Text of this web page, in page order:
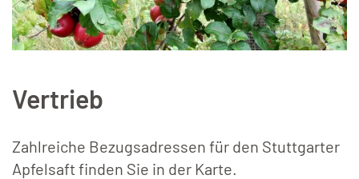
−
Leaflet|©OpenStreetMap
Vertrieb
Zahlreiche Bezugsadressen für den Stuttgarter
Apfelsaft finden Sie in der Karte.